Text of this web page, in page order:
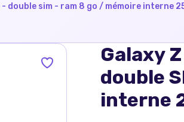
double sim - ram 8 go / mémoire interne
Galaxy
double
interne